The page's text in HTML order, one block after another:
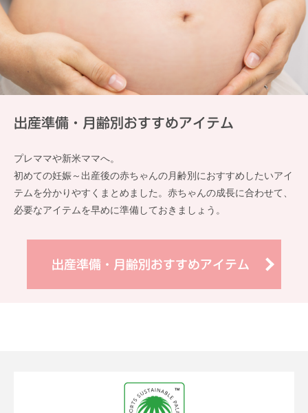
出産準備・月齢別おすすめアイテム
プレママや新米ママへ。
初めての妊娠～出産後の赤ちゃんの月齢別におすすめしたいアイ
テムを分かりやすくまとめました。赤ちゃんの成長に合わせて、
必要なアイテムを早めに準備しておきましょう。
出産準備・月齢別おすすめアイテム